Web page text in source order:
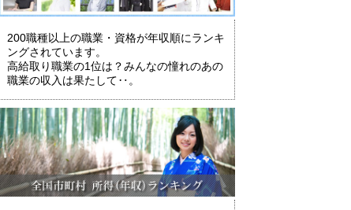
200職種以上の職業・資格が年収順にランキ
ングされています。
高給取り職業の1位は？みんなの憧れのあの
職業の収入は果たして‥。